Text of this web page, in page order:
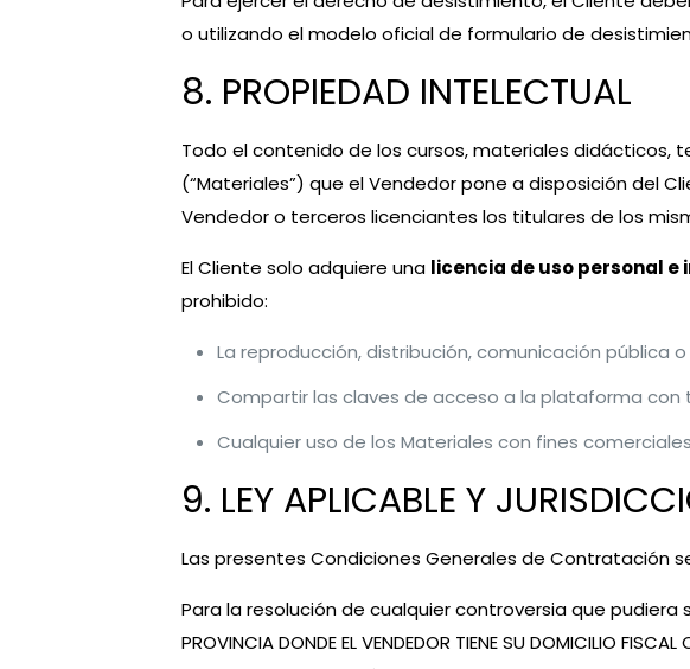
o utilizando el modelo oficial de formulario de
8. PROPIEDAD INTELECTUAL
Todo el contenido de los cursos, materiales didácticos,
(“Materiales”) que el Vendedor pone a disposición del
Vendedor o terceros licenciantes los titulares de los
El Cliente solo adquiere una licencia de uso personal
prohibido:
La reproducción, distribución, comunicación pública
Compartir las claves de acceso a la plataforma con
Cualquier uso de los Materiales con fines
9. LEY APLICABLE Y
Las presentes Condiciones Generales de Contratación
Para la resolución de cualquier controversia que
PROVINCIA DONDE EL VENDEDOR TIENE SU DOMICILIO